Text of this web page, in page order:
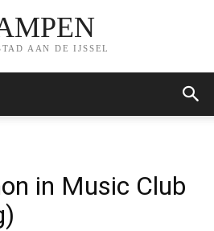
AAN DE IJSSEL
in Music Club